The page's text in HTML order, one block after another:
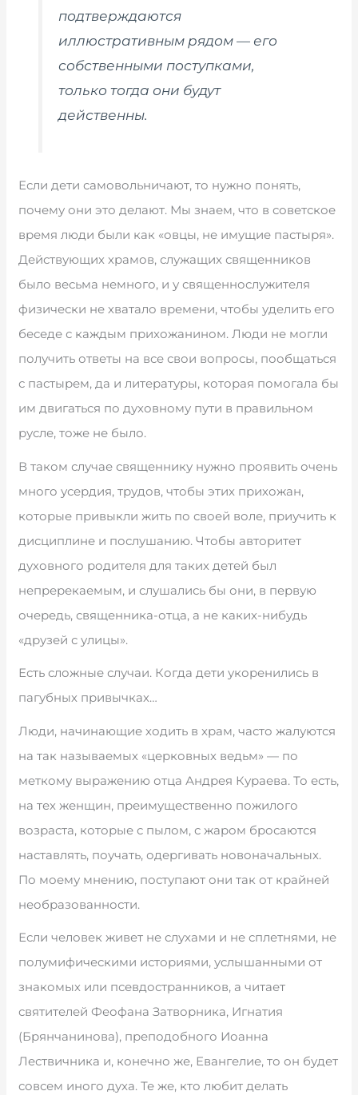
подтверждаются
иллюстративным рядом — его
собственными поступками,
только тогда они будут
действенны.
Если дети самовольничают, то нужно понять,
почему они это делают. Мы знаем, что в советское
время люди были как «овцы, не имущие пастыря».
Действующих храмов, служащих священников
было весьма немного, и у священнослужителя
физически не хватало времени, чтобы уделить его
беседе с каждым прихожанином. Люди не могли
получить ответы на все свои вопросы, пообщаться
с пастырем, да и литературы, которая помогала бы
им двигаться по духовному пути в правильном
русле, тоже не было.
В таком случае священнику нужно проявить очень
много усердия, трудов, чтобы этих прихожан,
которые привыкли жить по своей воле, приучить к
дисциплине и послушанию. Чтобы авторитет
духовного родителя для таких детей был
непререкаемым, и слушались бы они, в первую
очередь, священника-отца, а не каких-нибудь
«друзей с улицы».
Есть сложные случаи. Когда дети укоренились в
пагубных привычках…
Люди, начинающие ходить в храм, часто жалуются
на так называемых «церковных ведьм» — по
меткому выражению отца Андрея Кураева. То есть,
на тех женщин, преимущественно пожилого
возраста, которые с пылом, с жаром бросаются
наставлять, поучать, одергивать новоначальных.
По моему мнению, поступают они так от крайней
необразованности.
Если человек живет не слухами и не сплетнями, не
полумифическими историями, услышанными от
знакомых или псевдостранников, а читает
святителей Феофана Затворника, Игнатия
(Брянчанинова), преподобного Иоанна
Лествичника и, конечно же, Евангелие, то он будет
совсем иного духа. Те же, кто любит делать